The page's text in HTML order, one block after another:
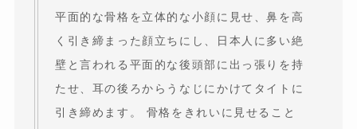
平面的な骨格を立体的な小顔に見せ、鼻を高
く引き締まった顔立ちにし、日本人に多い絶
壁と言われる平面的な後頭部に出っ張りを持
たせ、耳の後ろからうなじにかけてタイトに
引き締めます。 骨格をきれいに見せること